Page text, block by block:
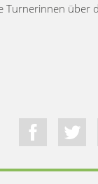
Turnerinnen über